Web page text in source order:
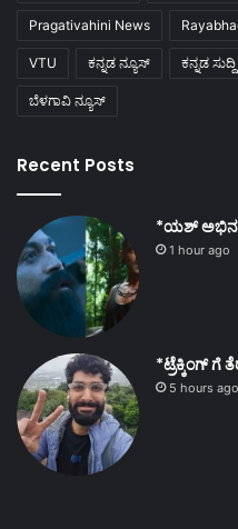
Pragativahini News
VTU ಕನ್ನಡ ನ್ಯೂಸ್ ಕನ್ನಡ ಸುದ್ದಿ
ಬೆಳಗಾವಿ ನ್ಯೂಸ್
Recent Posts
*ಯಶ್
1 hour ago
*ಟ್ರೆಕ್ಕಿಂಗ್ ಗೆ
5 hours ago